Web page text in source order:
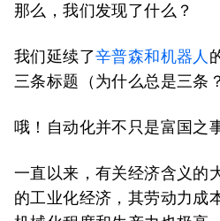
那么，我们发现了什么？
我们延续了辛普森和机器人
三条标题（为什么总是三条
哦！自动化并不只是富国之
一直以来，有关经济含义的
的工业化经济，其劳动力成